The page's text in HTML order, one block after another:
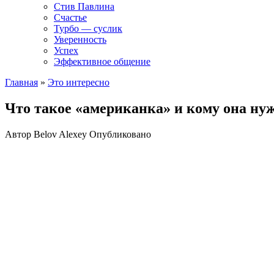
Стив Павлина
Счастье
Турбо — суслик
Уверенность
Успех
Эффективное общение
Главная » Это интересно
Что такое «американка» и кому она
Автор Belov Alexey Опубликовано